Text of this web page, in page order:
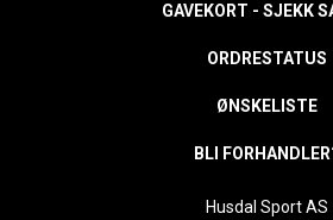
GAVEKORT - SJEKK
ORDRESTATUS
ØNSKELISTE
BLI
Husdal Sport AS